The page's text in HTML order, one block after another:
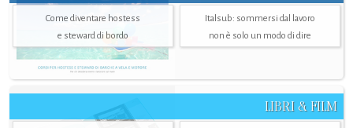
Come diventare hostess
e steward di bordo
Italsub: sommersi dal lavoro
non è solo un modo di dire
LIBRI & FILM